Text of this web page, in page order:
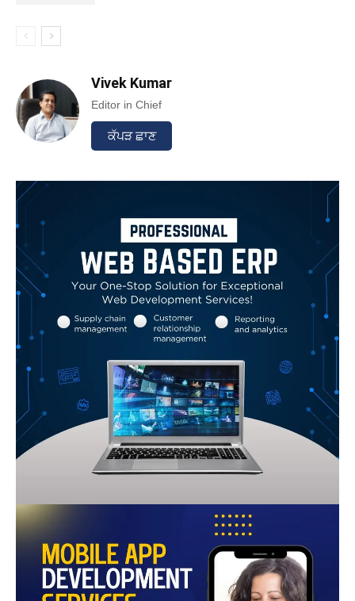
Vivek Kumar
Editor in Chief
ਕੱਪੜ ਛਾਣ